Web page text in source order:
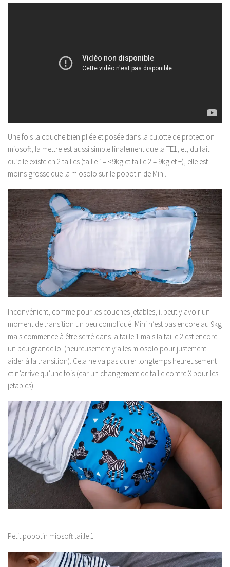
Une fois la couche bien pliée et posée dans la culotte de protection
miosoft, la mettre est aussi simple finalement que la TE1, et, du fait
qu’elle existe en 2 tailles (taille 1= <9kg et taille 2 = 9kg et +), elle est
moins grosse que la miosolo sur le popotin de Mini.
Inconvénient, comme pour les couches jetables, il peut y avoir un
moment de transition un peu compliqué. Mini n’est pas encore au 9kg
mais commence à être serré dans la taille 1 mais la taille 2 est encore
un peu grande lol (heureusement y’a les miosolo pour justement
aider à la transition). Cela ne va pas durer longtemps heureusement
et n’arrive qu’une fois (car un changement de taille contre X pour les
jetables).
Petit popotin miosoft taille 1